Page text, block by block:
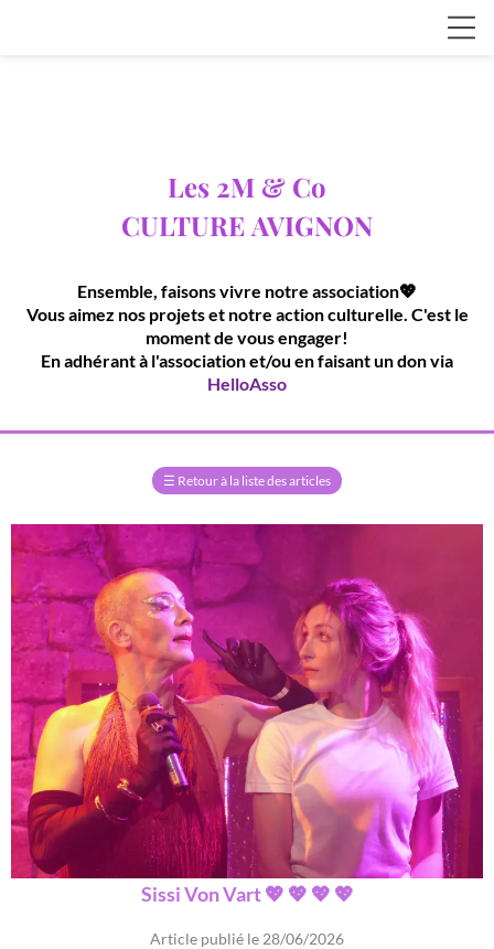
Les 2M & Co
CULTURE AVIGNON
Ensemble, faisons vivre notre association💖
Vous aimez nos projets et notre action culturelle. C'est le
moment de vous engager!
En adhérant à l'association et/ou en faisant un don via
HelloAsso
☰ Retour à la liste des articles
Sissi Von Vart 💖 💖 💖 💖
Article publié le 28/06/2026